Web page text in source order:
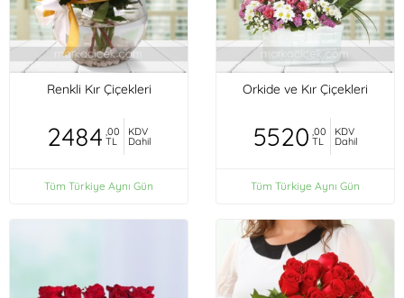
Renkli Kır Çiçekleri
2484 ,00
TL
KDV
Dahil
Tüm Türkiye Aynı Gün
Orkide ve Kır Çiçekleri
5520 ,00
TL
KDV
Dahil
Tüm Türkiye Aynı Gün